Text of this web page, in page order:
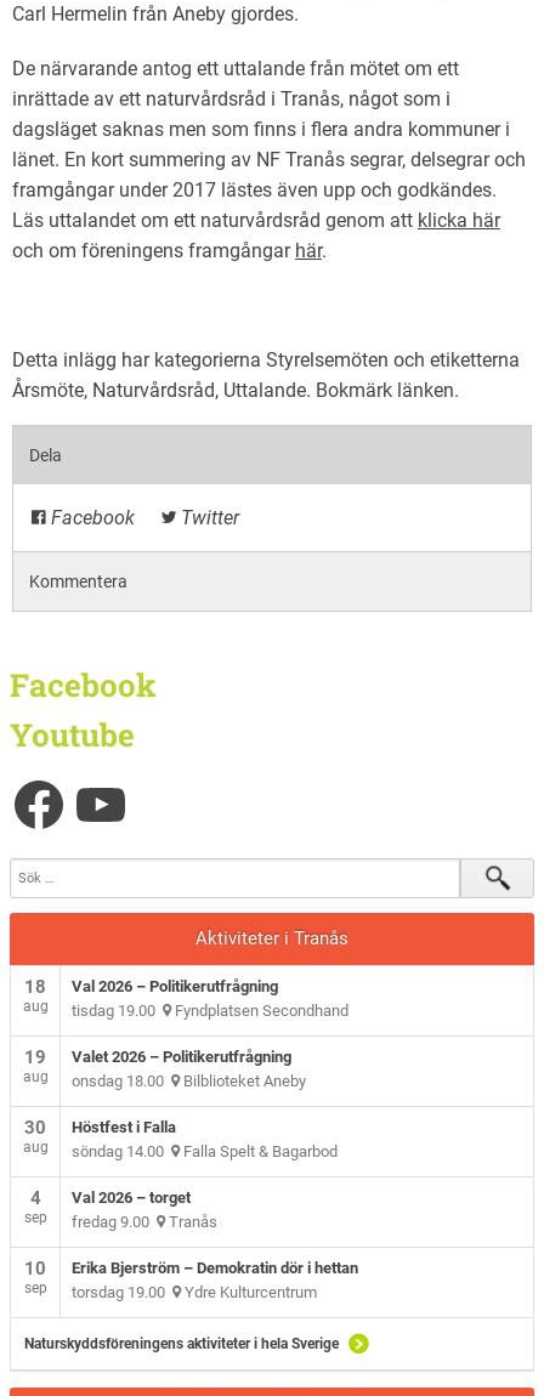
Carl Hermelin från Aneby gjordes.
De närvarande antog ett uttalande från mötet om ett
inrättade av ett naturvårdsråd i Tranås, något som i
dagsläget saknas men som finns i flera andra kommuner i
länet. En kort summering av NF Tranås segrar, delsegrar och
framgångar under 2017 lästes även upp och godkändes.
Läs uttalandet om ett naturvårdsråd genom att klicka här
och om föreningens framgångar här.
Detta inlägg har kategorierna Styrelsemöten och etiketterna
Årsmöte, Naturvårdsråd, Uttalande. Bokmärk länken.
Dela
Facebook Twitter
Kommentera
Facebook
Youtube
Aktiviteter i Tranås
18
aug
Val 2026 – Politikerutfrågning
tisdag 19.00 Fyndplatsen Secondhand
19
aug
Valet 2026 – Politikerutfrågning
onsdag 18.00 Bilblioteket Aneby
30
aug
Höstfest i Falla
söndag 14.00 Falla Spelt & Bagarbod
4
sep
Val 2026 – torget
fredag 9.00 Tranås
10
sep
Erika Bjerström – Demokratin dör i hettan
torsdag 19.00 Ydre Kulturcentrum
Naturskyddsföreningens aktiviteter i hela Sverige